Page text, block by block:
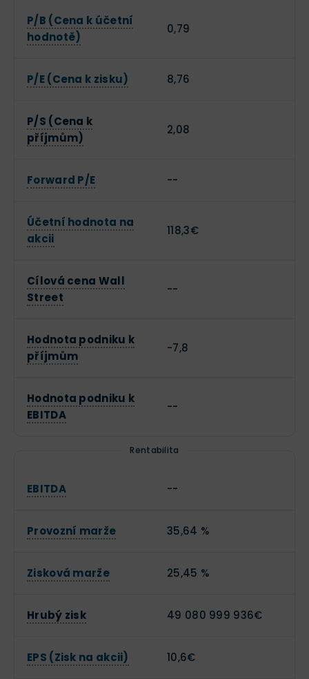
P/B (Cena k účetní
hodnotě)
0,79
P/E (Cena k zisku) 8,76
P/S (Cena k
příjmům)
2,08
Forward P/E --
Účetní hodnota na
akcii
118,3€
Cílová cena Wall
Street
--
Hodnota podniku k
příjmům
-7,8
Hodnota podniku k
EBITDA
--
Rentabilita
EBITDA --
Provozní marže 35,64 %
Zisková marže 25,45 %
Hrubý zisk 49 080 999 936€
EPS (Zisk na akcii) 10,6€